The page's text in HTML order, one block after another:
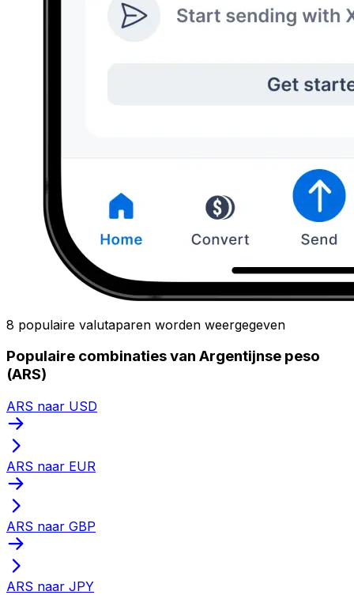
8 populaire valutaparen worden weergegeven
Populaire combinaties van Argentijnse peso
(ARS)
ARS naar USD
ARS naar EUR
ARS naar GBP
ARS naar JPY